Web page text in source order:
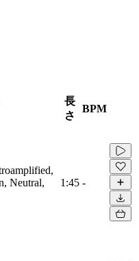
長
さ
BPM
Neutral,
1:45 -